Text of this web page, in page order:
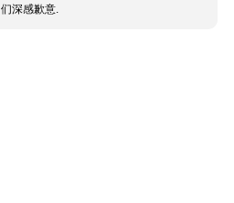
们深感歉意.